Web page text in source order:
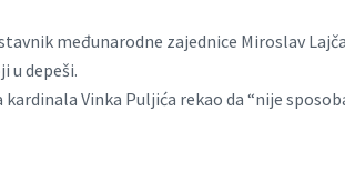
međunarodne zajednice Miroslav
u depeši.
Vinka Puljića rekao da “nije